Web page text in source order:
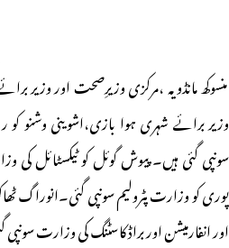
منسوکھ مانڈویہ ،مرکزی وزیرِصحت اور وزیر
وزیر برائے شہری ہوا بازی،اشوینی وشنو کو
سونپی گئی ہیں۔ پیوش گوئل کو ٹیکسٹائل
پوری کو وزارت پٹرولیم سونپی گئی۔انوراگ
اور انفارمیشن اور براڈ کاسٹنگ کی وزارت